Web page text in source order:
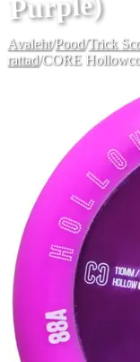
Avaleht/Pood/Trick
rattad/CORE